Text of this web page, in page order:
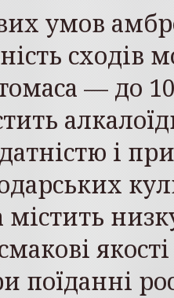
умов
сходів
— до
і
поїданні